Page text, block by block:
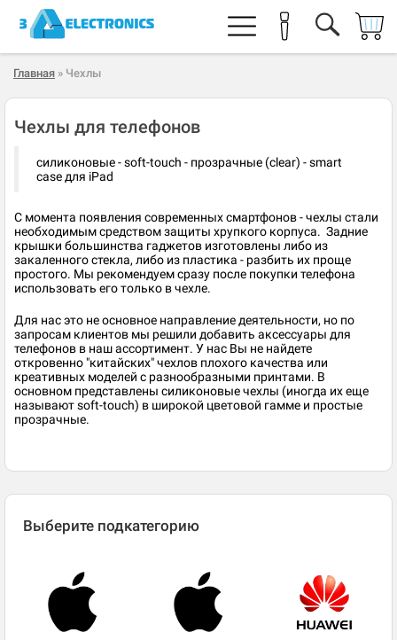
Главная » Чехлы
Чехлы для телефонов
​силиконовые - soft-touch - прозрачные (clear) - smart
case для iPad
​С момента появления современных смартфонов - чехлы стали
необходимым средством защиты хрупкого корпуса. Задние
крышки большинства гаджетов изготовлены либо из
закаленного стекла, либо из пластика - разбить их проще
простого. Мы рекомендуем сразу после покупки телефона
использовать его только в чехле.
​Для нас это не основное направление деятельности, но по
запросам клиентов мы решили добавить аксессуары для
телефонов в наш ассортимент. У нас Вы не найдете
откровенно "китайских" чехлов плохого качества или
креативных моделей с разнообразными принтами. В
основном представлены силиконовые чехлы (иногда их еще
называют soft-touch) в широкой цветовой гамме и простые
прозрачные.​
Выберите подкатегорию